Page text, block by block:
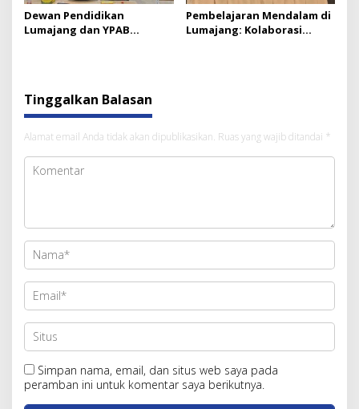
Dewan Pendidikan
Lumajang dan YPAB
Pembelajaran Mendalam di
Lumajang: Kolaborasi
Tinggalkan Balasan
Alamat email Anda tidak akan dipublikasikan. Ruas yang wajib ditandai *
Simpan nama, email, dan situs web saya pada
peramban ini untuk komentar saya berikutnya.